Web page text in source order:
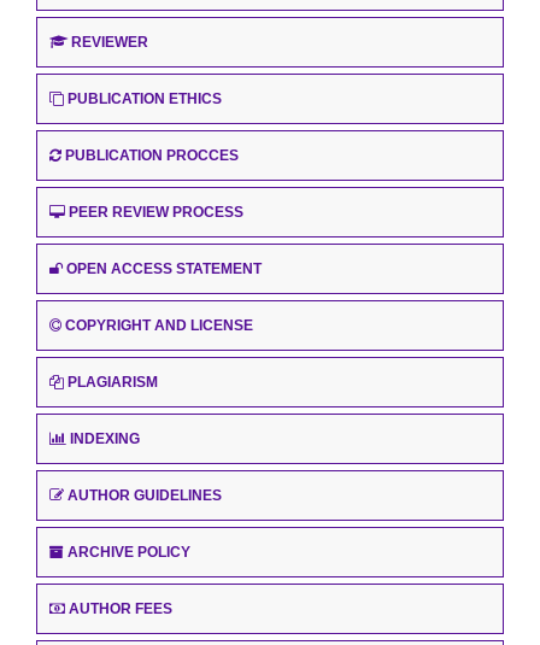
REVIEWER
PUBLICATION ETHICS
PUBLICATION PROCCES
PEER REVIEW PROCESS
OPEN ACCESS STATEMENT
COPYRIGHT AND LICENSE
PLAGIARISM
INDEXING
AUTHOR GUIDELINES
ARCHIVE POLICY
AUTHOR FEES